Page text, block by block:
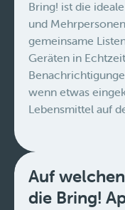
Bring! ist die
und
gemeinsame
Geräten in
wenn etwas
Lebensmittel auf
Auf
die Bring!